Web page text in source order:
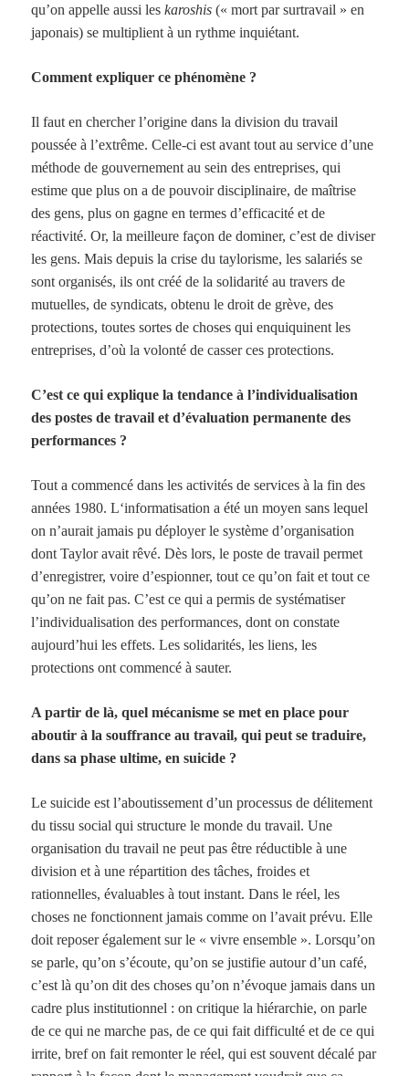
qu’on appelle aussi leskaroshis (« mort par surtravail » en
japonais) se multiplient à un rythme inquiétant.
Comment expliquer ce phénomène ?
Il faut en chercher l’origine dans la division du travail
poussée à l’extrême. Celle-ci est avant tout au service d’une
méthode de gouvernement au sein des entreprises, qui
estime que plus on a de pouvoir disciplinaire, de maîtrise
des gens, plus on gagne en termes d’efficacité et de
réactivité. Or, la meilleure façon de dominer, c’est de diviser
les gens. Mais depuis la crise du taylorisme, les salariés se
sont organisés, ils ont créé de la solidarité au travers de
mutuelles, de syndicats, obtenu le droit de grève, des
protections, toutes sortes de choses qui enquiquinent les
entreprises, d’où la volonté de casser ces protections.
C’est ce qui explique la tendance à l’individualisation
des postes de travail et d’évaluation permanente des
performances ?
Tout a commencé dans les activités de services à la fin des
années 1980. L‘informatisation a été un moyen sans lequel
on n’aurait jamais pu déployer le système d’organisation
dont Taylor avait rêvé. Dès lors, le poste de travail permet
d’enregistrer, voire d’espionner, tout ce qu’on fait et tout ce
qu’on ne fait pas. C’est ce qui a permis de systématiser
l’individualisation des performances, dont on constate
aujourd’hui les effets. Les solidarités, les liens, les
protections ont commencé à sauter.
A partir de là, quel mécanisme se met en place pour
aboutir à la souffrance au travail, qui peut se traduire,
dans sa phase ultime, en suicide ?
Le suicide est l’aboutissement d’un processus de délitement
du tissu social qui structure le monde du travail. Une
organisation du travail ne peut pas être réductible à une
division et à une répartition des tâches, froides et
rationnelles, évaluables à tout instant. Dans le réel, les
choses ne fonctionnent jamais comme on l’avait prévu. Elle
doit reposer également sur le « vivre ensemble ». Lorsqu’on
se parle, qu’on s’écoute, qu’on se justifie autour d’un café,
c’est là qu’on dit des choses qu’on n’évoque jamais dans un
cadre plus institutionnel : on critique la hiérarchie, on parle
de ce qui ne marche pas, de ce qui fait difficulté et de ce qui
irrite, bref on fait remonter le réel, qui est souvent décalé par